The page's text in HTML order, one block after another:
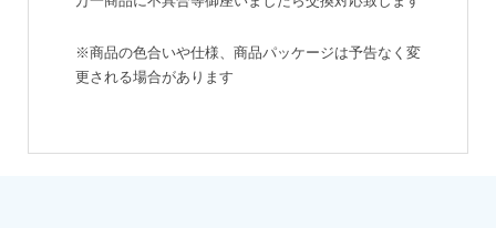
※商品の色合いや仕様、商品パッケージは予告なく変
更される場合があります